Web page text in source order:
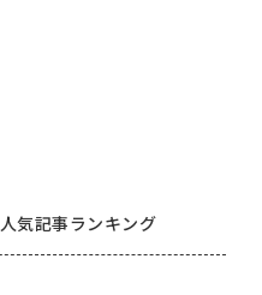
人気記事ランキング